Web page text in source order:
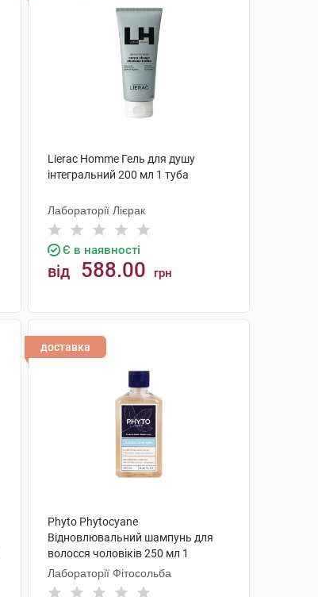
Lierac Homme Гель для душу
інтегральний 200 мл 1 туба
Лабораторії Лієрак
Є в наявності
від 588.00 грн
доставка
Phyto Phytocyane
Відновлювальний шампунь для
волосся чоловіків 250 мл 1
флакон
Лабораторії Фітосольба